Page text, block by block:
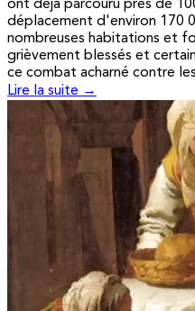
ont déjà parcouru près de
déplacement d'environ 170
nombreuses habitations et
grièvement blessés et
ce combat acharné contre
Lire la suite →